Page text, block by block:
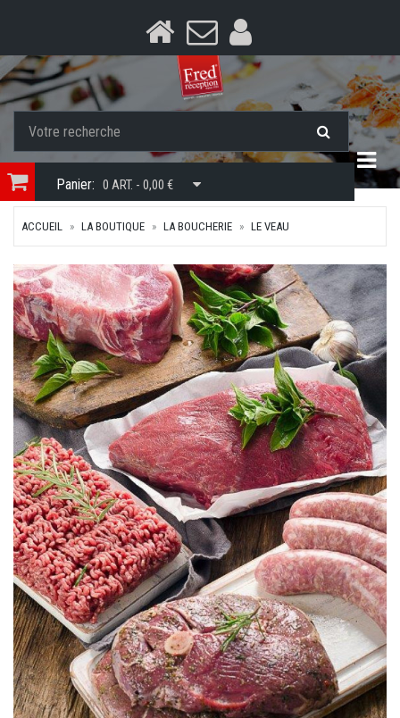
Panier: 0 ART. - 0,00 €
ACCUEIL LA BOUTIQUE LA BOUCHERIE LE VEAU